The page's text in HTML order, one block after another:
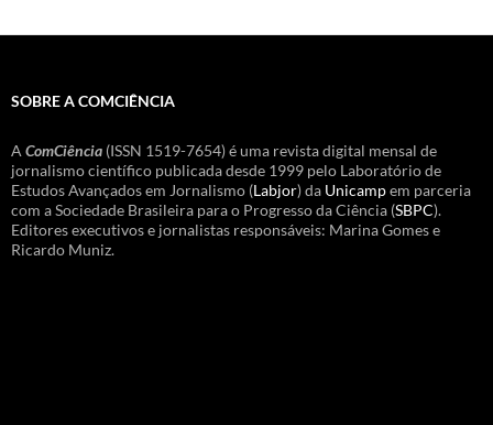
SOBRE A COMCIÊNCIA
A ComCiência (ISSN 1519-7654) é uma revista digital mensal de
jornalismo científico publicada desde 1999 pelo Laboratório de
Estudos Avançados em Jornalismo (Labjor) da Unicampem parceria
com a Sociedade Brasileira para o Progresso da Ciência (SBPC).
Editores executivos e jornalistas responsáveis: Marina Gomes e
Ricardo Muniz.